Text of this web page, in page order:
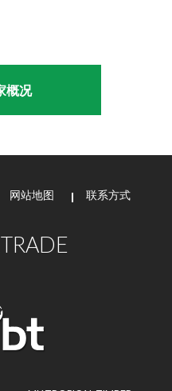
概况
网站地图 联系方式
TRADE